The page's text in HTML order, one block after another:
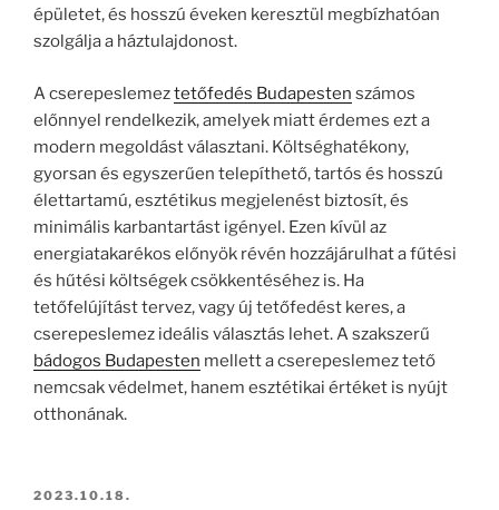
épületet, és hosszú éveken keresztül megbízhatóan
szolgálja a háztulajdonost.
A cserepeslemeztetőfedés Budapesten számos
előnnyel rendelkezik, amelyek miatt érdemes ezt a
modern megoldást választani. Költséghatékony,
gyorsan és egyszerűen telepíthető, tartós és hosszú
élettartamú, esztétikus megjelenést biztosít, és
minimális karbantartást igényel. Ezen kívül az
energiatakarékos előnyök révén hozzájárulhat a fűtési
és hűtési költségek csökkentéséhez is. Ha
tetőfelújítást tervez, vagy új tetőfedést keres, a
cserepeslemez ideális választás lehet. A szakszerű
bádogos Budapesten mellett a cserepeslemez tető
nemcsak védelmet, hanem esztétikai értéket is nyújt
otthonának.
BEKÜLDVE:
2023.10.18.